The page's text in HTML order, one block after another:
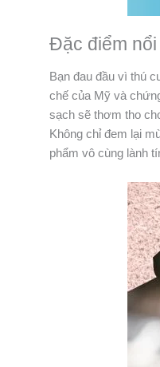
Đặc điểm
Bạn đau đầu vì thú
chế của Mỹ và
sạch sẽ thơm tho
Không chỉ đem lại
phẩm vô cùng lành